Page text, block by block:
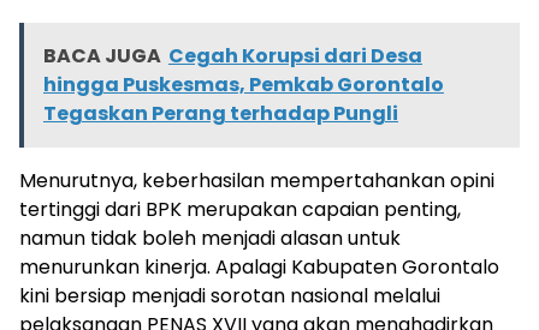
BACA JUGA Cegah Korupsi dari Desa
hingga Puskesmas, Pemkab Gorontalo
Tegaskan Perang terhadap Pungli
Menurutnya, keberhasilan mempertahankan opini
tertinggi dari BPK merupakan capaian penting,
namun tidak boleh menjadi alasan untuk
menurunkan kinerja. Apalagi Kabupaten Gorontalo
kini bersiap menjadi sorotan nasional melalui